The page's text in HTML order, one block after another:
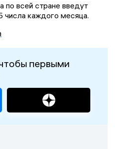
всей стране введут
числа каждого месяца.
первыми